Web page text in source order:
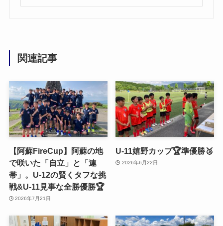
関連記事
【阿蘇FireCup】阿蘇の地
で咲いた「自立」と「連
帯」。U-12の賢くタフな挑
戦&U-11見事な全勝優勝🏆
2026年7月21日
U-11嬉野カップ🏆準優勝🥈
2026年6月22日